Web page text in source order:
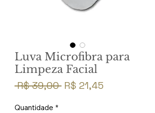
Luva Microfibra para
Limpeza Facial
R$ 39,00 Preço
R$ 21,45
Quantidade *